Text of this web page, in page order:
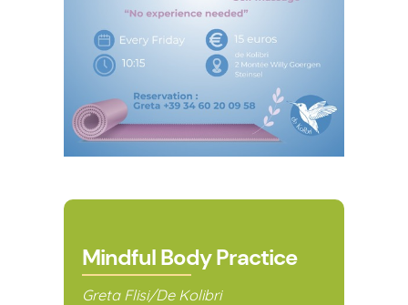
Mindful Body Practice
Greta Flisi/De Kolibri